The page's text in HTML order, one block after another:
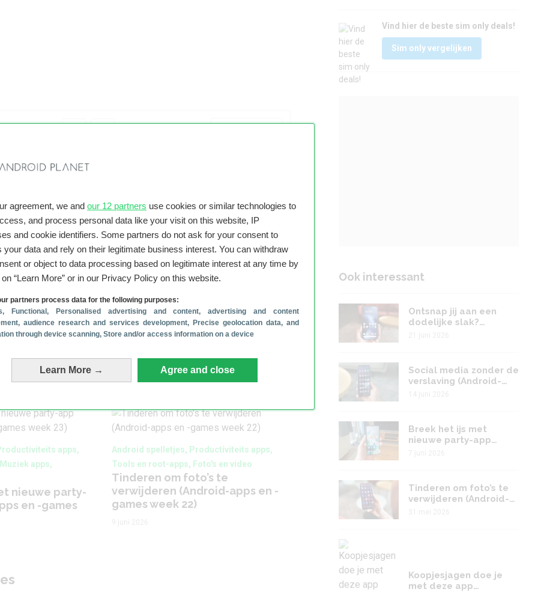
agreement, we and our 12 partners use cookies or similar technologies to
and process personal data like your visit on this website, IP
and cookie identifiers. Some partners do not ask for your consent to
your data and rely on their legitimate business interest. You can withdraw
or object to data processing based on legitimate interest at any time by
“Learn More” or in our Privacy Policy on this website.
partners process data for the following purposes:
, Functional, Personalised advertising and content, advertising and content
audience research and services development, Precise geolocation data, and
through device scanning, Store and/or access information on a device
Learn More → Agree and close
geholpen?
apps,
apps
dodelijke
en -games
Android spelletjes, Productiviteits apps,
Social media apps, Muziek apps
Social media zonder de
games week 24)
apps,
apps,
nieuwe party-
en -games
Android spelletjes, Productiviteits apps,
Tools en root-apps, Foto's en video
Tinderen om foto’s te
verwijderen (Android-apps en -
games week 22)
Vind hier de beste sim only deals!
Sim only vergelijken
Ook interessant
Ontsnap jij aan een
dodelijke slak?
Social media zonder de
verslaving (Android-
Breek het ijs met
nieuwe party-app
Tinderen om foto’s te
verwijderen (Android-
Koopjesjagen doe je
met deze app